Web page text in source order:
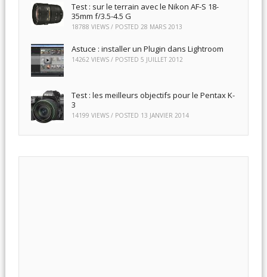
Test : sur le terrain avec le Nikon AF-S 18-
35mm f/3.5-4.5 G
18788 VIEWS / POSTED 28 MARS 2013
Astuce : installer un Plugin dans Lightroom
14262 VIEWS / POSTED 5 JUILLET 2012
Test : les meilleurs objectifs pour le Pentax K-
3
14199 VIEWS / POSTED 13 JANVIER 2014